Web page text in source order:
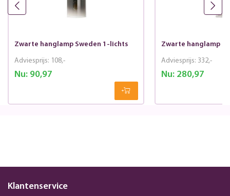
Zwarte hanglamp Sweden 1-lichts
Nu:90,97
Adviesprijs: 108,-
Zwarte hanglamp
Nu:280,97
Adviesprijs: 332,-
Klantenservice